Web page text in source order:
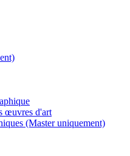
œuvres d'art
(Master uniquement)